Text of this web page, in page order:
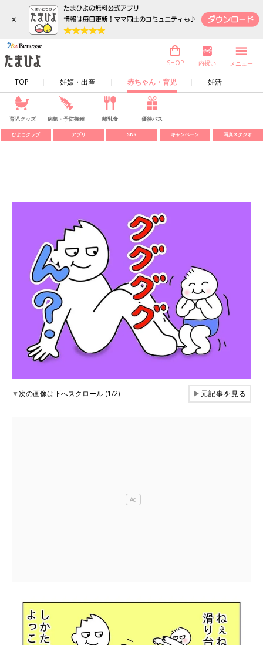
×
TOP 妊娠・出産 赤ちゃん・育児 妊活
SHOP 内祝い メニュー
育児グッズ 病気・予防接種 離乳食 優待パス
ひよこクラブ アプリ SNS キャンペーン 写真スタジオ
▼次の画像は下へスクロール (1/2) ▶元記事を見る